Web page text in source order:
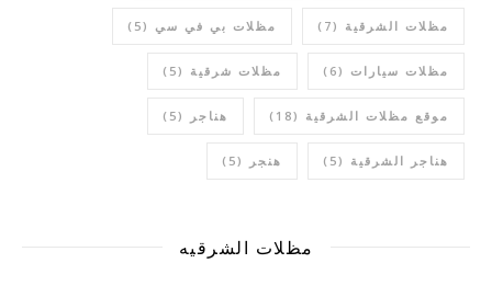
مظلات الشرقية (7) مظلات بي في سي (5)
مظلات سيارات (6) مظلات شرقية (5)
موقع مظلات الشرقية (18) هناجر (5)
هناجر الشرقية (5) هنجر (5)
مظلات الشرقيه